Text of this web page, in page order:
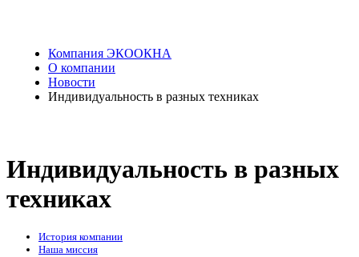
Компания ЭКООКНА
О компании
Новости
Индивидуальность в разных техниках
Индивидуальность в разных
техниках
История компании
Наша миссия